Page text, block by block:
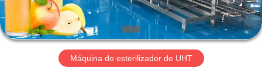
SHOW
DE
Máquina do esterilizador de UHT